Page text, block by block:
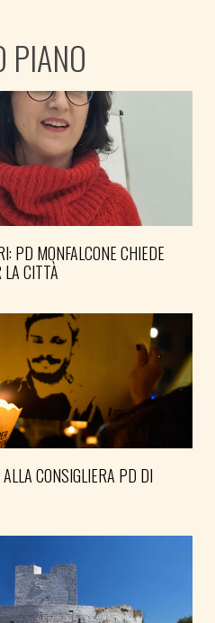
PIANO
PD MONFALCONE CHIEDE
LA CITTÀ
CONSIGLIERA PD DI